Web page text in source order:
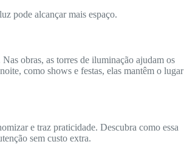
pode alcançar mais espaço.
obras, as torres de iluminação ajudam os
como shows e festas, elas mantêm o lugar
e traz praticidade. Descubra como essa
sem custo extra.